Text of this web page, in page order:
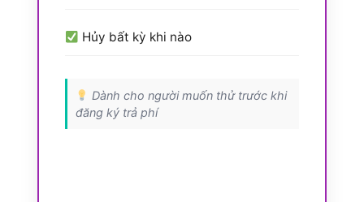
Hủy bất kỳ khi nào
Dành cho người muốn thử trước khi
đăng ký trả phí